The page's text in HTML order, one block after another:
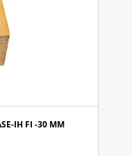
IH FI -30 MM